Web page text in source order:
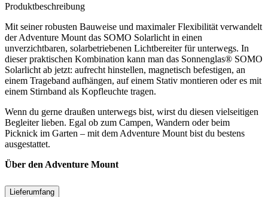
Produktbeschreibung
Mit seiner robusten Bauweise und maximaler Flexibilität verwandelt
der Adventure Mount das SOMO Solarlicht in einen
unverzichtbaren, solarbetriebenen Lichtbereiter für unterwegs. In
dieser praktischen Kombination kann man das Sonnenglas® SOMO
Solarlicht ab jetzt: aufrecht hinstellen, magnetisch befestigen, an
einem Trageband aufhängen, auf einem Stativ montieren oder es mit
einem Stirnband als Kopfleuchte tragen.
Wenn du gerne draußen unterwegs bist, wirst du diesen vielseitigen
Begleiter lieben. Egal ob zum Campen, Wandern oder beim
Picknick im Garten – mit dem Adventure Mount bist du bestens
ausgestattet.
Über den Adventure Mount
Lieferumfang